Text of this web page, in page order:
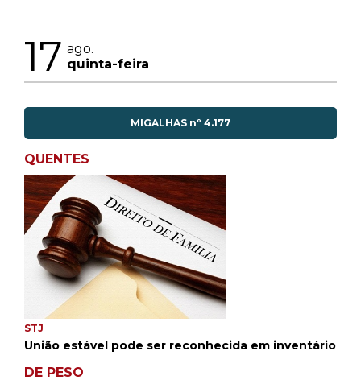
17 ago.
quinta-feira
MIGALHAS nº 4.177
QUENTES
STJ
União estável pode ser reconhecida em inventário
DE PESO